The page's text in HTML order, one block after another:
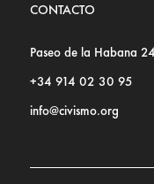
CONTACTO
Paseo de la Habana
+34 914 02 30 95
info@civismo.org